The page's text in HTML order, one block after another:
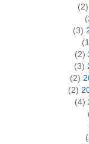
(2)
(3)
(2)
(3)
(2)
(2)
(4)